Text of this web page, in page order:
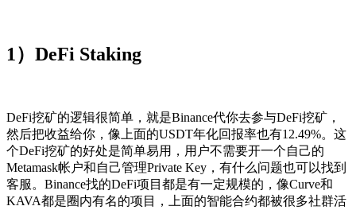
1）DeFi Staking
DeFi挖矿的逻辑很简单，就是Binance代你去参与DeFi挖矿，
然后把收益给你，像上面的USDT年化回报率也有12.49%。这
个DeFi挖矿的好处是简单易用，用户不需要开一个自己的
Metamask帐户和自己管理Private Key，有什么问题也可以找到
客服。Binance找的DeFi项目都是有一定规模的，像Curve和
KAVA都是圈内有名的项目，上面的智能合约都被很多社群活